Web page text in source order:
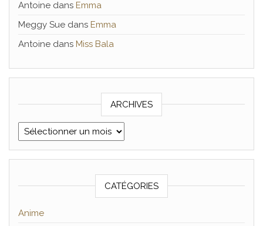
Antoine dans Emma
Meggy Sue dans Emma
Antoine dans Miss Bala
ARCHIVES
Archives
CATÉGORIES
Anime